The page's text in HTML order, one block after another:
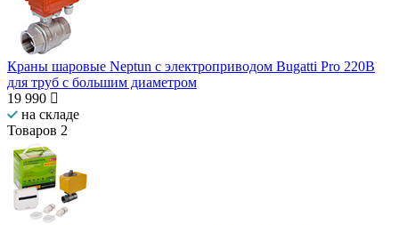
Краны шаровые Neptun с электроприводом Bugatti Pro 220В
для труб с большим диаметром
19 990
на складе
Товаров 2